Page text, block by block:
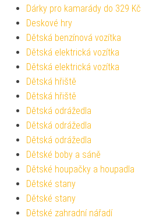
Dárky pro kamarády do 329 Kč
Deskové hry
Dětská benzínová vozítka
Dětská elektrická vozítka
Dětská elektrická vozítka
Dětská hřiště
Dětská hřiště
Dětská odrážedla
Dětská odrážedla
Dětská odrážedla
Dětské boby a sáně
Dětské houpačky a houpadla
Dětské stany
Dětské stany
Dětské zahradní nářadí